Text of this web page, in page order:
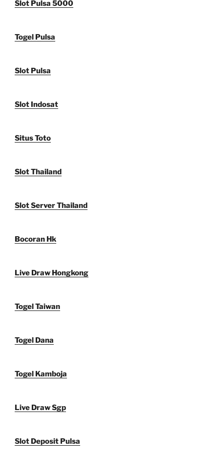
Slot Pulsa 5000
Togel Pulsa
Slot Pulsa
Slot Indosat
Situs Toto
Slot Thailand
Slot Server Thailand
Bocoran Hk
Live Draw Hongkong
Togel Taiwan
Togel Dana
Togel Kamboja
Live Draw Sgp
Slot Deposit Pulsa